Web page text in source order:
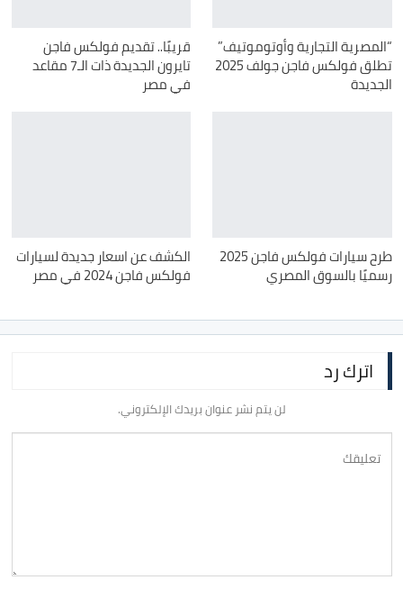
“المصرية التجارية وأوتوموتيف”
تطلق فولكس فاجن جولف 2025
الجديدة
قريبًا.. تقديم فولكس فاجن
تايرون الجديدة ذات الـ7 مقاعد
في مصر
طرح سيارات فولكس فاجن 2025
رسميًا بالسوق المصري
الكشف عن اسعار جديدة لسيارات
فولكس فاجن 2024 في مصر
اترك رد
لن يتم نشر عنوان بريدك الإلكتروني.